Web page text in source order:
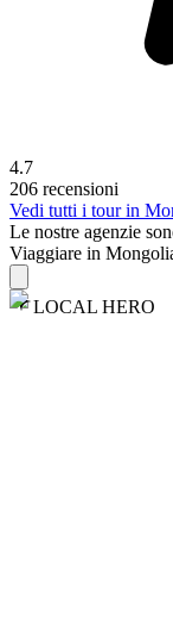
4.7
206 recensioni
Vedi tutti i tour in
Le nostre agenzie
Viaggiare in
LOCAL HERO